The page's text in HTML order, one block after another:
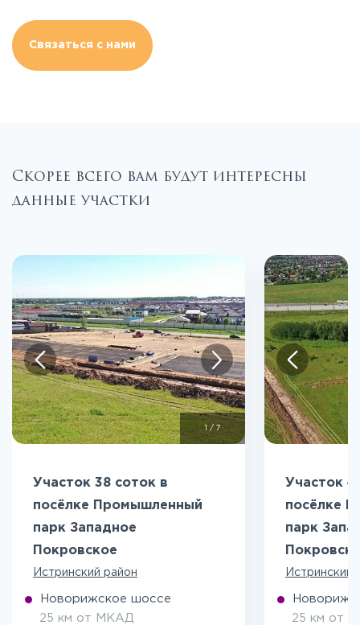
Связаться с нами
Скорее всего вам будут интересны
данные участки
/ 7
Участок 38 соток в
посёлке Промышленный
парк Западное
Покровское
Истринский район
Новорижское шоссе
25 км от МКАД
Участок
посёлке
парк
Истринский
25 км от